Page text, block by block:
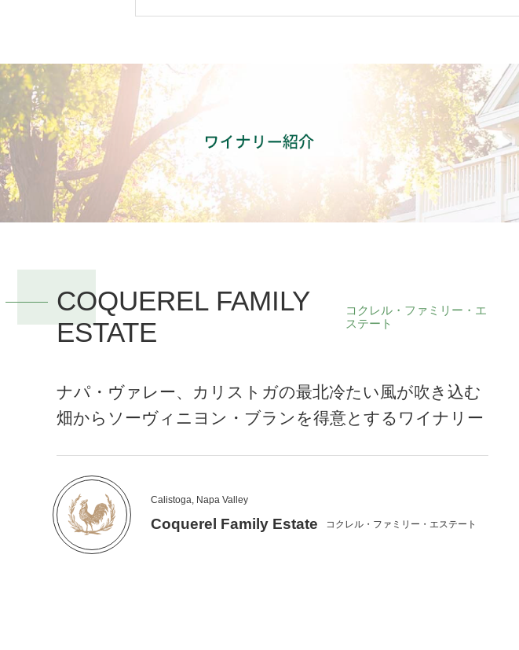
COQUEREL FAMILY
ESTATE
コクレル・ファミリー・エ
ステート
ナパ・ヴァレー、カリストガの最北冷たい風が吹き込む
畑からソーヴィニヨン・ブランを得意とするワイナリー
Calistoga, Napa Valley
Coquerel Family Estate コクレル・ファミリー・エステート